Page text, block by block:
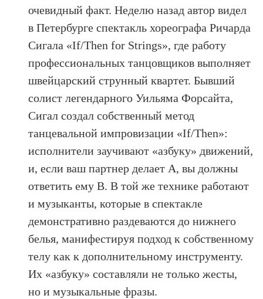
очевидный факт. Неделю назад автор видел
в Петербурге спектакль хореографа Ричарда
Сигала «If/Then for Strings», где работу
профессиональных танцовщиков выполняет
швейцарский струнный квартет. Бывший
солист легендарного Уильяма Форсайта,
Сигал создал собственный метод
танцевальной импровизации «If/Then»:
исполнители заучивают «азбуку» движений,
и, если ваш партнер делает A, вы должны
ответить ему B. В той же технике работают
и музыканты, которые в спектакле
демонстративно раздеваются до нижнего
белья, манифестируя подход к собственному
телу как к дополнительному инструменту.
Их «азбуку» составляли не только жесты,
но и музыкальные фразы.